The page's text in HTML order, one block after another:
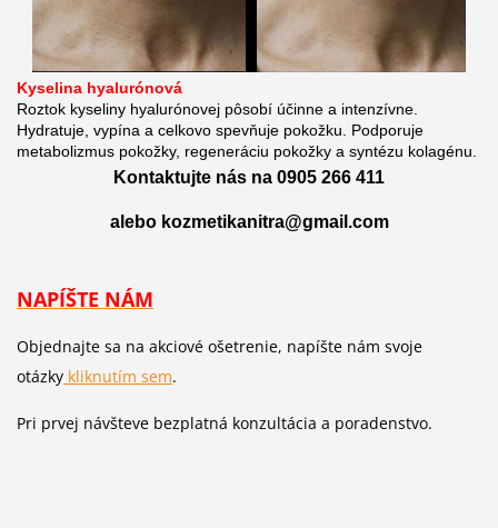
Kyselina hyalurónová
Roztok kyseliny hyalurónovej pôsobí účinne a intenzívne.
Hydratuje, vypína a celkovo spevňuje pokožku. Podporuje
metabolizmus pokožky, regeneráciu pokožky a syntézu kolagénu.
Kontaktujte nás na 0905 266 411
alebo kozmetikanitra@gmail.com
NAPÍŠTE NÁM
Objednajte sa na akciové ošetrenie, napíšte nám svoje
otázkykliknutím sem.
Pri prvej návšteve bezplatná konzultácia a poradenstvo.